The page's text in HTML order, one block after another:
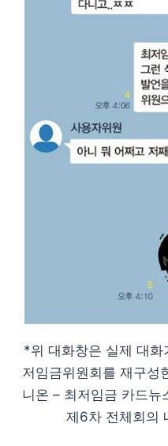
*위 대화창은 실제 대화
저임금위원회를 재구성
니온 – 최저임금 카드
제6차 전체회의